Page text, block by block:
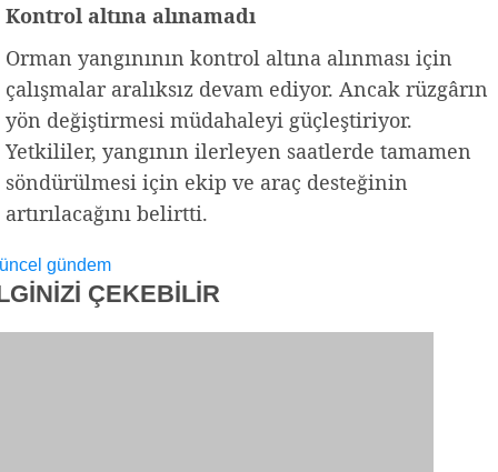
Kontrol altına alınamadı
Orman yangınının kontrol altına alınması için
çalışmalar aralıksız devam ediyor. Ancak rüzgârın
yön değiştirmesi müdahaleyi güçleştiriyor.
Yetkililer, yangının ilerleyen saatlerde tamamen
söndürülmesi için ekip ve araç desteğinin
artırılacağını belirtti.
gündem
ÇEKEBİLİR